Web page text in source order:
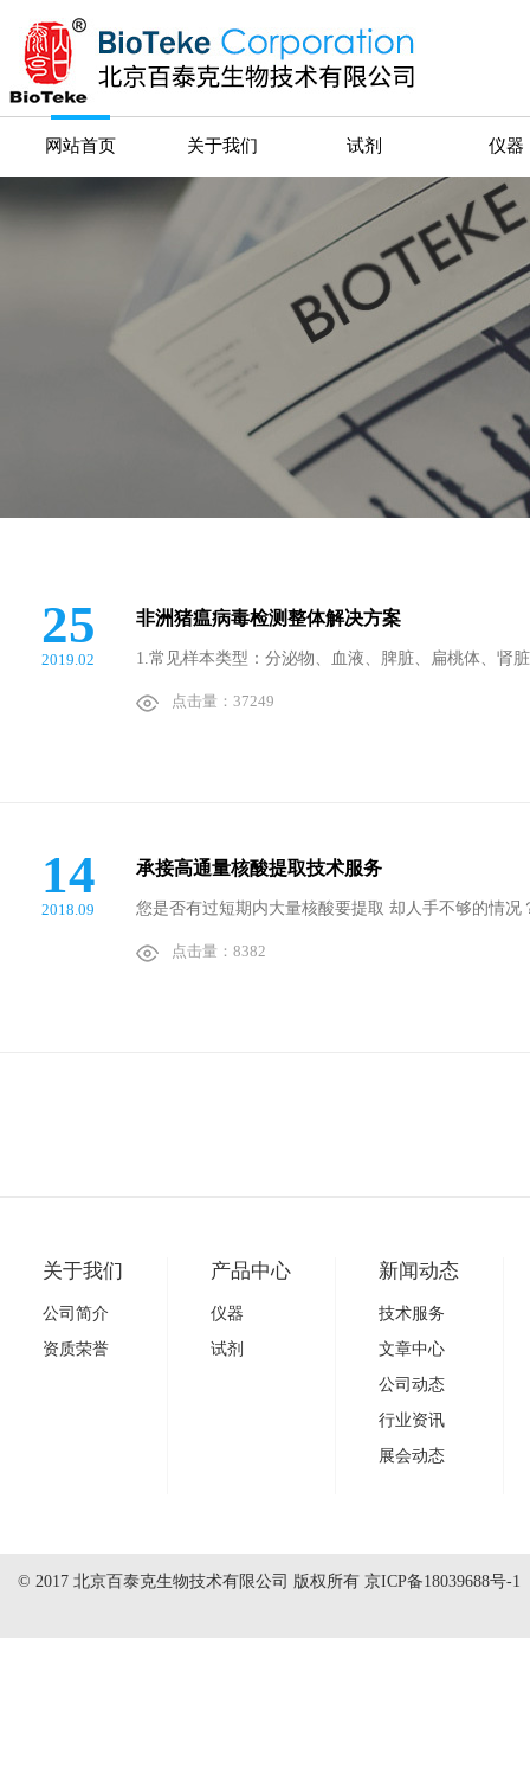
网站首页 关于我们 试剂 仪器
25
2019.02
非洲猪瘟病毒检测整体解决方案
1.常见样本类型：分泌物、血液、脾脏、扁桃体、肾
点击量：37249
14
2018.09
承接高通量核酸提取技术服务
您是否有过短期内大量核酸要提取 却人手不够的情
点击量：8382
关于我们
公司简介
资质荣誉
产品中心
仪器
试剂
新闻动态
技术服务
文章中心
公司动态
行业资讯
展会动态
© 2017 北京百泰克生物技术有限公司 版权所有 京ICP备18039688号-1